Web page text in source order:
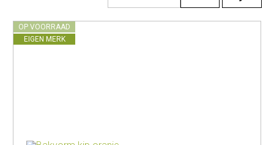
OP VOORRAAD
EIGEN MERK